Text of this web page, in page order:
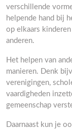
verschillende
helpende hand bij
op elkaars
anderen.
Het helpen van
manieren. Denk
verenigingen,
vaardigheden
gemeenschap
Daarnaast kun je